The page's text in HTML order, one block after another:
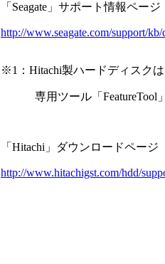
「Seagate」サポート情報ページ
http://www.seagate.com/support/
※1：Hitachi製ハードディスク
専用ツール「FeatureTool」
「Hitachi」ダウンロードページ
http://www.hitachigst.com/hdd/